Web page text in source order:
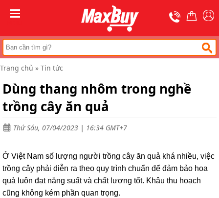
Trang
chủ
Thang
chữ
A
nhôm
rút
Thang
nhôm
cách
điện
Thang
nhôm
ghế
Thang
nhôm
Trang chủ » Tin tức
Dùng thang nhôm trong nghề
trồng cây ăn quả
Thứ Sáu, 07/04/2023 | 16:34 GMT+7
Ở Việt Nam số lượng người trồng cây ăn quả khá nhiều, việc
trồng cây phải diễn ra theo quy trình chuẩn để đảm bảo hoa
quả luôn đạt năng suất và chất lượng tốt. Khâu thu hoạch
cũng không kém phần quan trọng.